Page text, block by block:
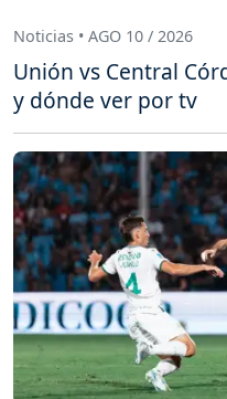
Noticias • AGO 10 / 2026
Unión vs Central
y dónde ver por tv